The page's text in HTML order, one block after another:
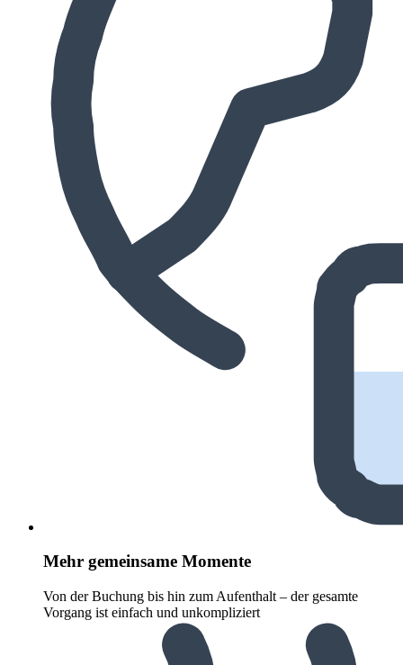
Mehr gemeinsame Momente
Von der Buchung bis hin zum Aufenthalt – der gesamte
Vorgang ist einfach und unkompliziert